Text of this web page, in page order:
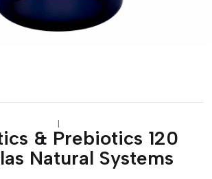
|
& Prebiotics 120
Natural Systems